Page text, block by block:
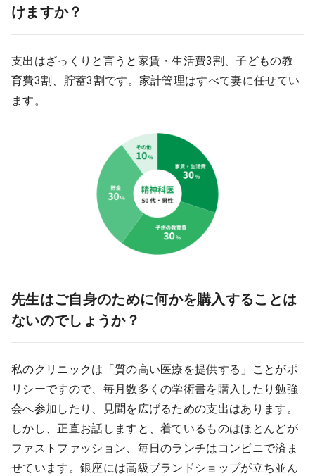
けますか？
支出はざっくりと言うと家賃・生活費3割、子どもの教
育費3割、貯蓄3割です。家計管理はすべて妻に任せてい
ます。
先生はご自身のために何かを購入することは
ないのでしょうか？
私のクリニックは「質の高い医療を提供する」ことがポ
リシーですので、毎月数多くの学術書を購入したり勉強
会へ参加したり、見聞を広げるための支出はあります。
しかし、正直お話しますと、着ているものはほとんどが
ファストファッション、毎日のランチはコンビニで済ま
せています。銀座には高級ブランドショップが立ち並ん